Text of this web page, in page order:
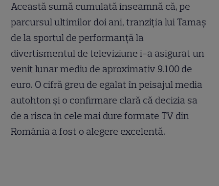
Această sumă cumulată înseamnă că, pe
parcursul ultimilor doi ani, tranziția lui Tamaș
de la sportul de performanță la
divertismentul de televiziune i-a asigurat un
venit lunar mediu de aproximativ 9.100 de
euro. O cifră greu de egalat în peisajul media
autohton și o confirmare clară că decizia sa
de a risca în cele mai dure formate TV din
România a fost o alegere excelentă.